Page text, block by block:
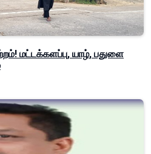
மட்டக்களப்பு, யாழ், பதுளை